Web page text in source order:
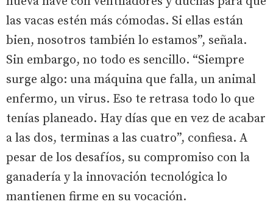
las vacas estén más cómodas. Si ellas están
bien, nosotros también lo estamos”, señala.
Sin embargo, no todo es sencillo. “Siempre
surge algo: una máquina que falla, un animal
enfermo, un virus. Eso te retrasa todo lo que
tenías planeado. Hay días que en vez de acabar
a las dos, terminas a las cuatro”, confiesa. A
pesar de los desafíos, su compromiso con la
ganadería y la innovación tecnológica lo
mantienen firme en su vocación.